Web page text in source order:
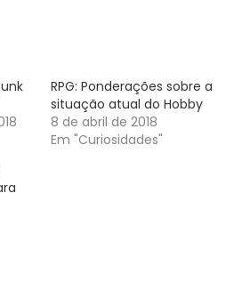
RPG: Ponderações sobre a
situação atual do Hobby
8 de abril de 2018
Em "Curiosidades"